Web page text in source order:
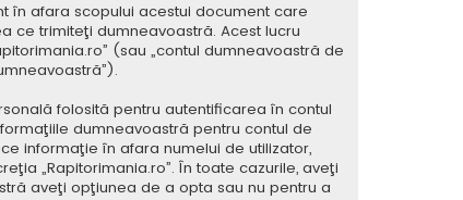
în afara scopului acestui document care
ce trimiteţi dumneavoastră. Acest lucru
(sau „contul dumneavoastră de
folosită pentru autentificarea în contul
dumneavoastră pentru contul de
informaţie în afara numelui de utilizator,
„Rapitorimania.ro”. În toate cazurile, aveţi
aveţi opţiunea de a opta sau nu pentru a